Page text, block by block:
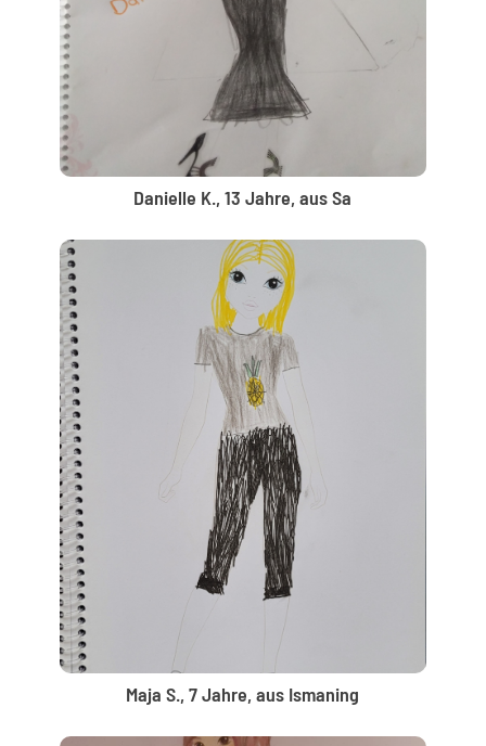
Danielle K., 13 Jahre, aus Sa
Maja S., 7 Jahre, aus Ismaning